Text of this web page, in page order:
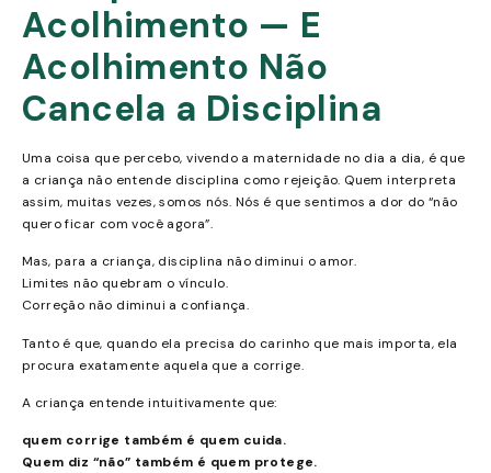
Acolhimento — E
Acolhimento Não
Cancela a Disciplina
Uma coisa que percebo, vivendo a maternidade no dia a dia, é que
a criança não entende disciplina como rejeição. Quem interpreta
assim, muitas vezes, somos nós. Nós é que sentimos a dor do “não
quero ficar com você agora”.
Mas, para a criança, disciplina não diminui o amor.
Limites não quebram o vínculo.
Correção não diminui a confiança.
Tanto é que, quando ela precisa do carinho que mais importa, ela
procura exatamente aquela que a corrige.
A criança entende intuitivamente que:
quem corrige também é quem cuida.
Quem diz “não” também é quem protege.